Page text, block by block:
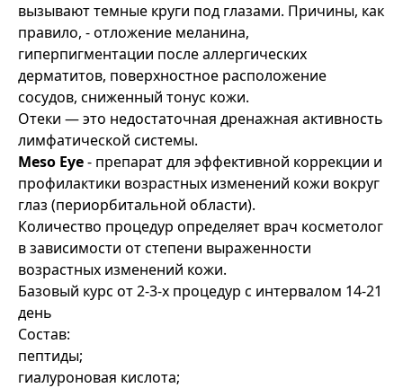
вызывают темные круги под глазами. Причины, как
правило, - отложение меланина,
гиперпигментации после аллергических
дерматитов, поверхностное расположение
сосудов, сниженный тонус кожи.
Отеки — это недостаточная дренажная активность
лимфатической системы.
Meso Eye- препарат для эффективной коррекции и
профилактики возрастных изменений кожи вокруг
глаз (периорбитальной области).
Количество процедур определяет врач косметолог
в зависимости от степени выраженности
возрастных изменений кожи.
Базовый курс от 2-3-х процедур с интервалом 14-21
день
Состав:
пептиды;
гиалуроновая кислота;